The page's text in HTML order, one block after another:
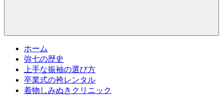
ホーム
弥七の歴史
上手な振袖の選び方
卒業式の袴レンタル
着物しみぬきクリニック